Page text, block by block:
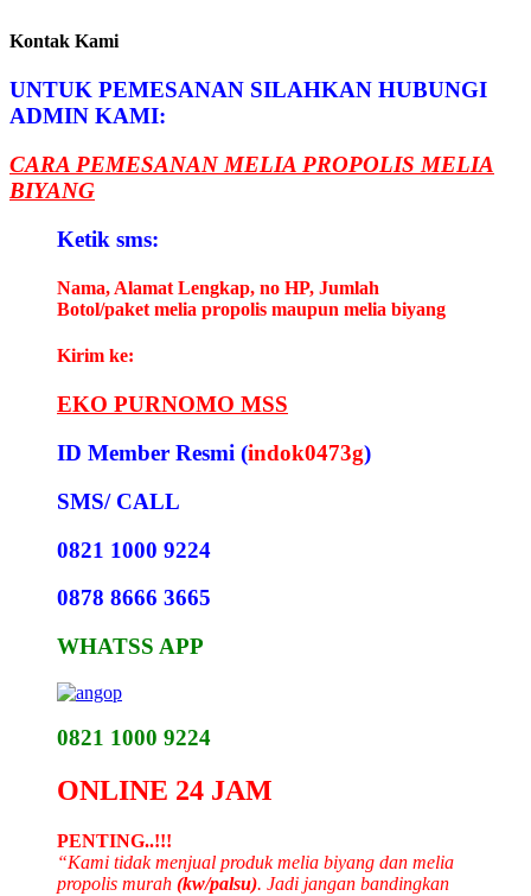
Kontak Kami
UNTUK PEMESANAN SILAHKAN HUBUNGI
ADMIN KAMI:
CARA PEMESANAN MELIA PROPOLIS MELIA
BIYANG
Ketik sms:
Nama, Alamat Lengkap, no HP, Jumlah
Botol/paket melia propolis maupun melia biyang
Kirim ke:
EKO PURNOMO MSS
ID Member Resmi (indok0473g)
SMS/ CALL
0821 1000 9224
0878 8666 3665
WHATSS APP
0821 1000 9224
ONLINE 24 JAM
PENTING..!!!
“Kami tidak menjual produk melia biyang dan melia
propolis murah (kw/palsu). Jadi jangan bandingkan